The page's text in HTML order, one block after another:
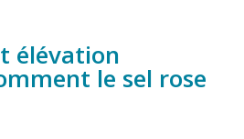
élévation
le sel rose